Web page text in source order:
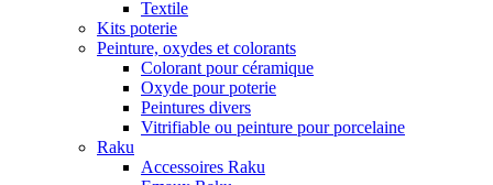
Textile
Kits poterie
Peinture, oxydes et colorants
Colorant pour céramique
Oxyde pour poterie
Peintures divers
Vitrifiable ou peinture pour porcelaine
Raku
Accessoires Raku